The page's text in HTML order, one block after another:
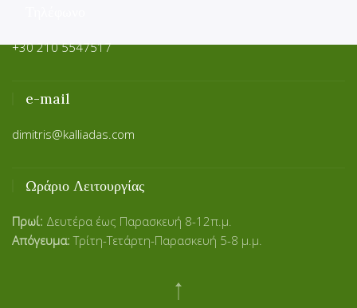
+30 210 5547517
e-mail
dimitris@kalliadas.com
Ωράριο Λειτουργίας
Πρωί: Δευτέρα έως Παρασκευή 8-12π.μ.
Απόγευμα: Τρίτη-Τετάρτη-Παρασκευή 5-8 μ.μ.